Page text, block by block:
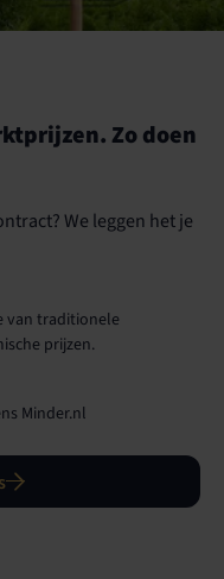
Zo doen
We leggen het je
van traditionele
prijzen.
Minder.nl